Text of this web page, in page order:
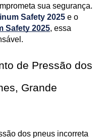
sua segurança.
Safety 2025 e o
Safety 2025, essa
de Pressão dos
Grande
dos pneus incorreta